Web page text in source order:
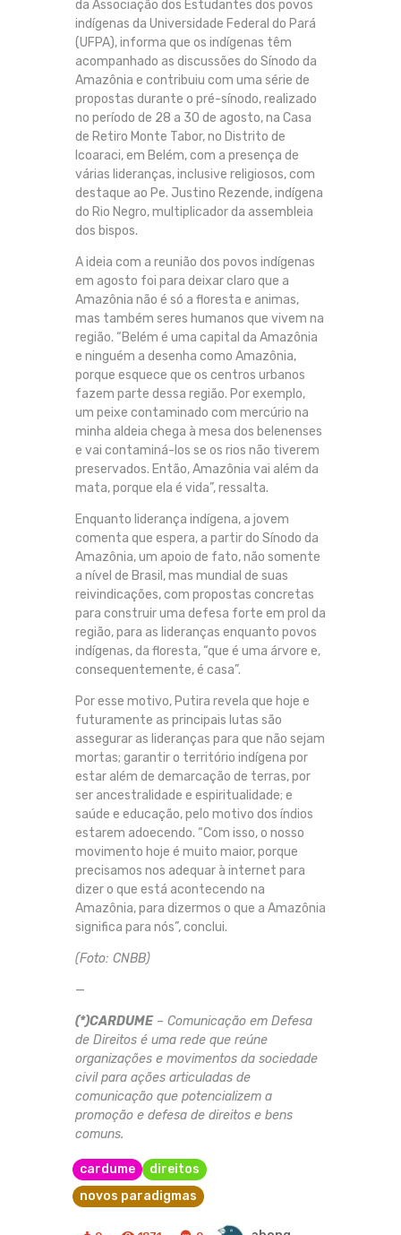
da Associação dos Estudantes dos povos
indígenas da Universidade Federal do Pará
(UFPA), informa que os indígenas têm
acompanhado as discussões do Sínodo da
Amazônia e contribuiu com uma série de
propostas durante o pré-sínodo, realizado
no período de 28 a 30 de agosto, na Casa
de Retiro Monte Tabor, no Distrito de
Icoaraci, em Belém, com a presença de
várias lideranças, inclusive religiosos, com
destaque ao Pe. Justino Rezende, indígena
do Rio Negro, multiplicador da assembleia
dos bispos.
A ideia com a reunião dos povos indígenas
em agosto foi para deixar claro que a
Amazônia não é só a floresta e animas,
mas também seres humanos que vivem na
região. “Belém é uma capital da Amazônia
e ninguém a desenha como Amazônia,
porque esquece que os centros urbanos
fazem parte dessa região. Por exemplo,
um peixe contaminado com mercúrio na
minha aldeia chega à mesa dos belenenses
e vai contaminá-los se os rios não tiverem
preservados. Então, Amazônia vai além da
mata, porque ela é vida”, ressalta.
Enquanto liderança indígena, a jovem
comenta que espera, a partir do Sínodo da
Amazônia, um apoio de fato, não somente
a nível de Brasil, mas mundial de suas
reivindicações, com propostas concretas
para construir uma defesa forte em prol da
região, para as lideranças enquanto povos
indígenas, da floresta, “que é uma árvore e,
consequentemente, é casa”.
Por esse motivo, Putira revela que hoje e
futuramente as principais lutas são
assegurar as lideranças para que não sejam
mortas; garantir o território indígena por
estar além de demarcação de terras, por
ser ancestralidade e espiritualidade; e
saúde e educação, pelo motivo dos índios
estarem adoecendo. “Com isso, o nosso
movimento hoje é muito maior, porque
precisamos nos adequar à internet para
dizer o que está acontecendo na
Amazônia, para dizermos o que a Amazônia
significa para nós”, conclui.
(Foto: CNBB)
—
(*)CARDUME– Comunicação em Defesa
de Direitos é uma rede que reúne
organizações e movimentos da sociedade
civil para ações articuladas de
comunicação que potencializem a
promoção e defesa de direitos e bens
comuns.
cardume
direitos
novos paradigmas